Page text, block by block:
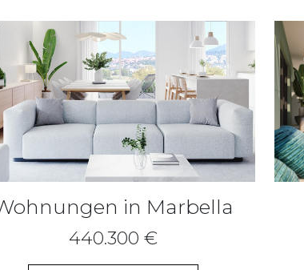
in Marbella
440.300 €